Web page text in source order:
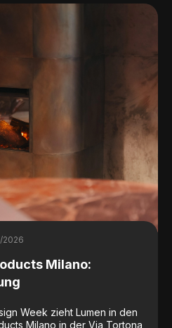
2026
Milano:
Week zieht Lumen in den
Milano in der Via Tortona